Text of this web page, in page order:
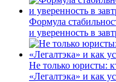
Формула
и уверенность в
Не только юристы:
«Легалтэка» и как